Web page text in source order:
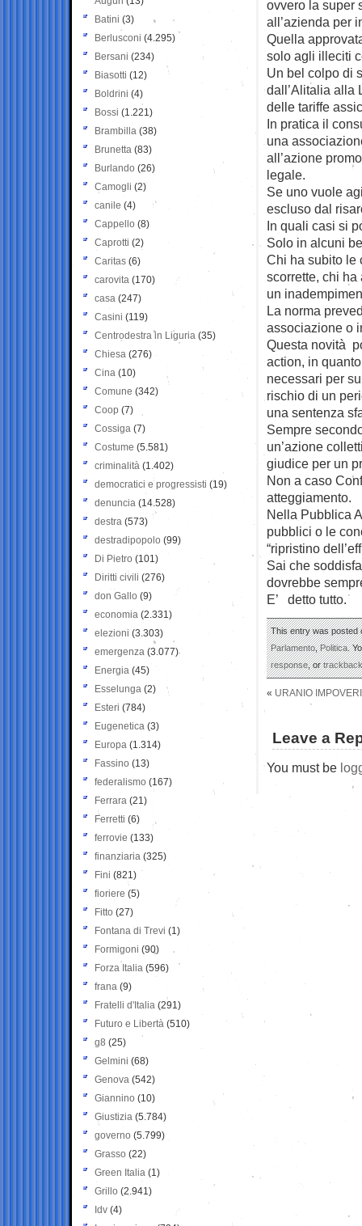
ovvero la super
all’azienda per
Quella
solo agli illeciti
Un bel colpo di
dall’Alitalia alla
delle tariffe
In pratica il
una
all’azione
legale.
Se uno vuole
escluso dal
In quali casi si
Solo in alcuni
Chi ha subito le
scorrette, chi
un
La norma
associazione o
Questa novità
action, in
necessari per
rischio di un
una sentenza
Sempre
un’azione
giudice per un
Non a caso
atteggiamento.
Nella Pubblica
pubblici o le
“ripristino
Sai che
dovrebbe
E’ detto tutto.
This entry was posted
Parlamento,Politica.
response, ortrackback
« URANIO
Leave a
You must be
Batini (3)
Berlusconi (4.295)
Bersani (234)
Biasotti (12)
Boldrini (4)
Bossi (1.221)
Brambilla (38)
Brunetta (83)
Burlando (26)
Camogli (2)
canile (4)
Cappello (8)
Caprotti (2)
Caritas (6)
carovita (170)
casa (247)
Casini (119)
Centrodestra in Liguria (35)
Chiesa (276)
Cina (10)
Comune (342)
Coop (7)
Cossiga (7)
Costume (5.581)
criminalità (1.402)
democratici e progressisti (19)
denuncia (14.528)
destra (573)
destradipopolo (99)
Di Pietro (101)
Diritti civili (276)
don Gallo (9)
economia (2.331)
elezioni (3.303)
emergenza (3.077)
Energia (45)
Esselunga (2)
Esteri (784)
Eugenetica (3)
Europa (1.314)
Fassino (13)
federalismo (167)
Ferrara (21)
Ferretti (6)
ferrovie (133)
finanziaria (325)
Fini (821)
fioriere (5)
Fitto (27)
Fontana di Trevi (1)
Formigoni (90)
Forza Italia (596)
frana (9)
Fratelli d'Italia (291)
Futuro e Libertà (510)
g8 (25)
Gelmini (68)
Genova (542)
Giannino (10)
Giustizia (5.784)
governo (5.799)
Grasso (22)
Green Italia (1)
Grillo (2.941)
Idv (4)